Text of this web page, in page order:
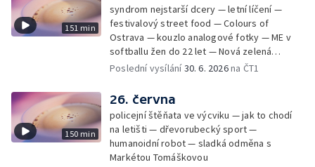
151 min
syndrom nejstarší dcery — letní líčení —
festivalový street food — Colours of
Ostrava — kouzlo analogové fotky — ME v
softballu žen do 22 let — Nová zelená
úsporám — Global Teacher Prize Czech
Poslední vysílání30. 6. 2026na ČT1
150 min
26. června
policejní štěňata ve výcviku — jak to chodí
na letišti — dřevorubecký sport —
humanoidní robot — sladká odměna s
Markétou Tomáškovou